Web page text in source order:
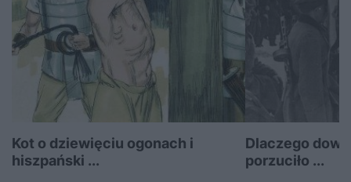
Kot o dziewięciu ogonach i
hiszpański ...
Dlaczego
porzuciło ...